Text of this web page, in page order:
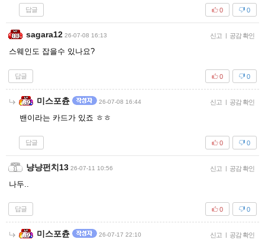
답글 0
0
sagara12 26-07-08 16:13 신고 | 공감 확인
스웨인도 잡을수 있나요?
답글 0
0
미스포츈 26-07-08 16:44 신고 | 공감 확인
밴이라는 카드가 있죠 ㅎㅎ
답글 0
0
냥냥펀치13 26-07-11 10:56 신고 | 공감 확인
나두..
답글 0
0
미스포츈 26-07-17 22:10 신고 | 공감 확인